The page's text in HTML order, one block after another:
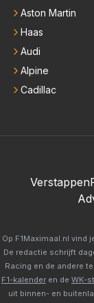
Aston Martin
Haas
Audi
Alpine
Cadillac
Verstappen
Op F1Maximaal.nl vind
De redactie schrijft
Racing en de andere
F1-kalender en de WK-
uit binnen- en